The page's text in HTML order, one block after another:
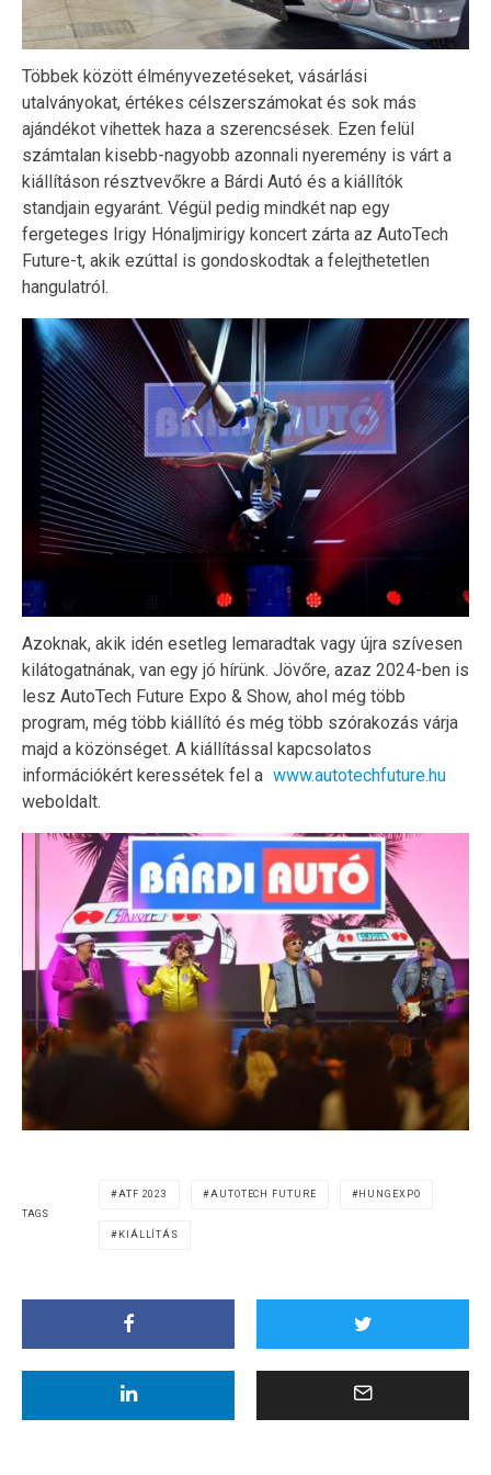
Többek között élményvezetéseket, vásárlási
utalványokat, értékes célszerszámokat és sok más
ajándékot vihettek haza a szerencsések. Ezen felül
számtalan kisebb-nagyobb azonnali nyeremény is várt a
kiállításon résztvevőkre a Bárdi Autó és a kiállítók
standjain egyaránt. Végül pedig mindkét nap egy
fergeteges Irigy Hónaljmirigy koncert zárta az AutoTech
Future-t, akik ezúttal is gondoskodtak a felejthetetlen
hangulatról.
Azoknak, akik idén esetleg lemaradtak vagy újra szívesen
kilátogatnának, van egy jó hírünk. Jövőre, azaz 2024-ben is
lesz AutoTech Future Expo & Show, ahol még több
program, még több kiállító és még több szórakozás várja
majd a közönséget. A kiállítással kapcsolatos
információkért keressétek fel a www.autotechfuture.hu
weboldalt.
TAGS
ATF 2023 AUTOTECH FUTURE HUNGEXPO
KIÁLLÍTÁS